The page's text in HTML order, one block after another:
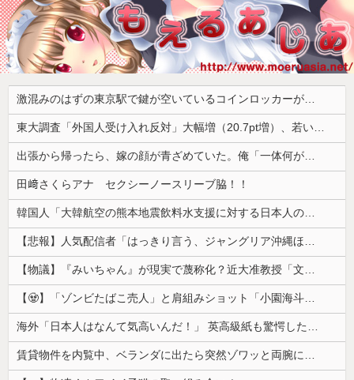
激混みのはずの東京駅で鍵が空いているコインロッカーが散見、「ラッキー」と思って中を確認してみると……
東大調査「外国人受け入れ反対」大幅増（20.7pt増）、若い世代で増加幅大
出張から帰ったら、嫁の顔が青ざめていた。俺「一体何があったんだ？」嫁「…」→子供たちに話を聞くと…
田﨑さくらアナ セクシーノースリーブ脇！！
韓国人「大韓航空の熊本地震飲料水支援に対する日本人の反応をご覧ください・・・」→「」
【悲報】人気配信者「はっきり言う、ジャングリア沖縄ほんとーーーーーーーーにおもんない！！！！」→炎上
【物議】『みいちゃん』が現実で蔑称化？近大准教授「文化芸術は人を傷つけてもよい。ただし傷つけ方がある」
【🧟】「ゾンビたばこ売人」と肩組みショット「小園海斗」に注がれる“厳しい視線” 「レギュラー剥奪も選択肢のひとつに」
海外「日本人はなんて気高いんだ！」 英高級紙も驚愕した極限の中の日本人の姿に世界が衝撃
賃貸物件を内覧中、ベランダに出たら突然ゾワッと両腕に鳥肌が出た。「やっぱりこの部屋嫌だ」と思った瞬間、体が前にドンッと突き飛ばされて…